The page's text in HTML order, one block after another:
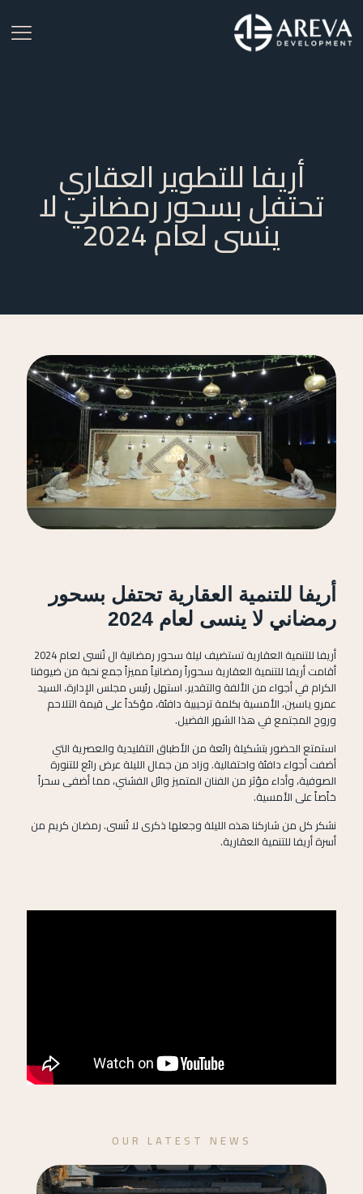
أريفا للتطوير العقاري
تحتفل بسحور رمضاني لا
ينسى لعام 2024
أريفا للتنمية العقارية تحتفل بسحور
رمضاني لا ينسى لعام 2024
أريفا للتنمية العقارية
تستضيف ليلة سحور رمضانية ال تُنسى لعام 2024
أقامت أريفا للتنمية العقارية سحوراً رمضانياً مميزاً جمع نخبة من ضيوفنا
الكرام في أجواء من الألفة والتقدير. استهل رئيس مجلس الإدارة، السيد
عمرو ياسين، الأمسية بكلمة ترحيبية دافئة، مؤكداً على قيمة التلاحم
وروح المجتمع في هذا الشهر الفضيل.
استمتع الحضور بتشكيلة رائعة من الأطباق التقليدية والعصرية التي
أضفت أجواء دافئة واحتفالية. وزاد من جمال الليلة عرض رائع للتنورة
الصوفية، وأداء مؤثر من الفنان المتميز وائل الفشني، مما أضفى سحراً
خاًصاً على الأمسية.
نشكر كل من شاركنا هذه الليلة وجعلها ذكرى لا تُنسى. رمضان كريم من
أسرة أريفا للتنمية العقارية.
OUR LATEST NEWS